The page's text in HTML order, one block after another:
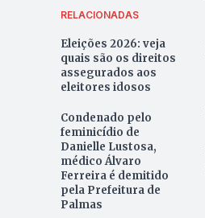
RELACIONADAS
Eleições 2026: veja
quais são os direitos
assegurados aos
eleitores idosos
Condenado pelo
feminicídio de
Danielle Lustosa,
médico Álvaro
Ferreira é demitido
pela Prefeitura de
Palmas